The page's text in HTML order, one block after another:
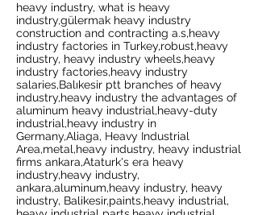
heavy industry, what is heavy
industry,gülermak heavy industry
construction and contracting a.s,heavy
industry factories in Turkey,robust,heavy
industry, heavy industry wheels,heavy
industry factories,heavy industry
salaries,Balıkesir ptt branches of heavy
industry,heavy industry the advantages of
aluminum heavy industrial,heavy-duty
industrial,heavy industry in
Germany,Aliaga, Heavy Industrial
Area,metal,heavy industry, heavy industrial
firms ankara,Ataturk's era heavy
industry,heavy industry,
ankara,aluminum,heavy industry, heavy
industry, Balikesir,paints,heavy industrial,